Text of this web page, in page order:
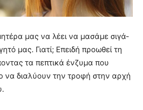
μας να λέει να μασάμε σιγά-
μας. Γιατί; Επειδή προωθεί τη
τα πεπτικά ένζυμα που
να διαλύουν την τροφή στην αρχή